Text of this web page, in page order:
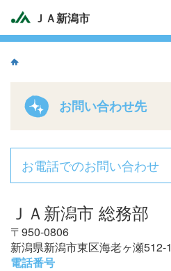
ＪＡ新潟市
お問い合わせ先
お電話でのお問い合わせ
ＪＡ新潟市 総務部
〒950-0806
新潟県新潟市東区海老ヶ瀬512-1
電話番号